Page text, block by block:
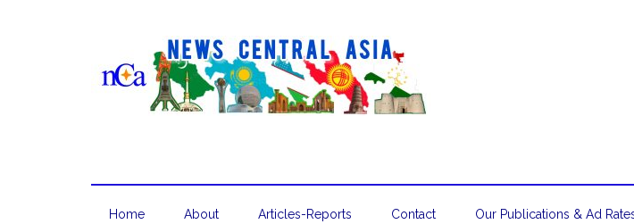
Home About Articles-Reports Contact Our Publications & Ad